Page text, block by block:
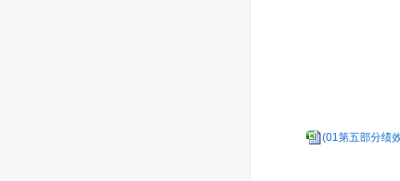
(01第五部分绩